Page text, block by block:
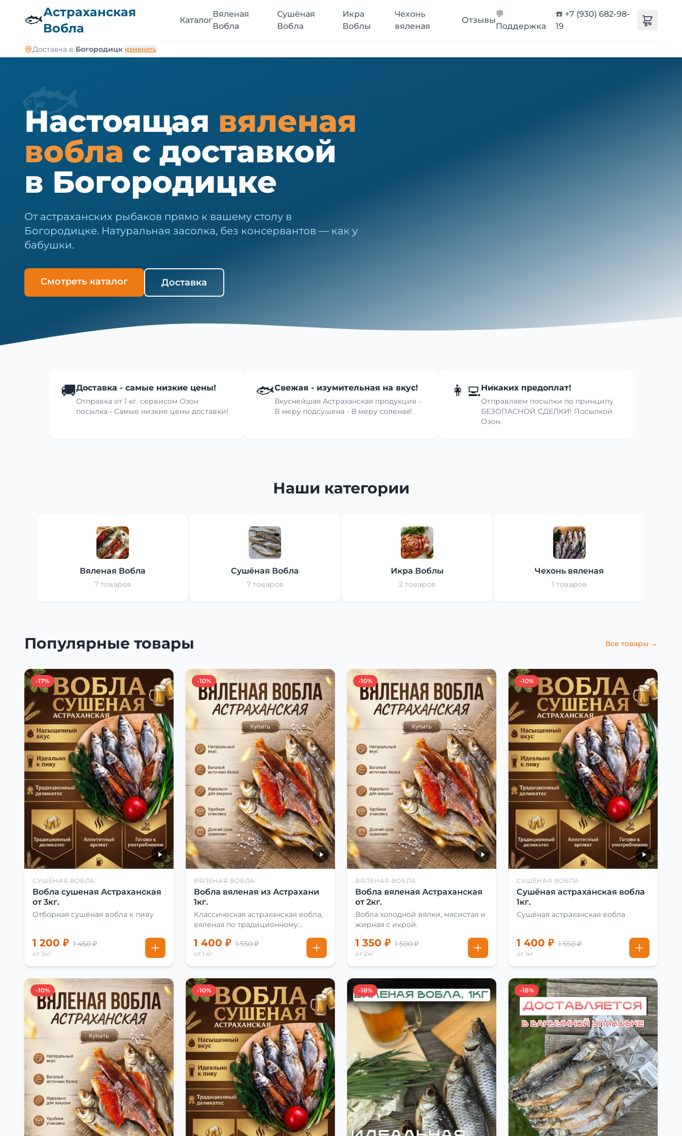
🐟Астраханская
Вобла
Каталог
Вяленая
Вобла
Сушёная
Вобла
Икра
Воблы
Чехонь
вяленая
Отзывы
💬
Поддержка
☎️ +7 (930) 682-98-
19
Доставка в Богородицк изменить
🐟
Настоящая вяленая
вобла с доставкой
в Богородицке
От астраханских рыбаков прямо к вашему столу в
Богородицке. Натуральная засолка, без консервантов — как у
бабушки.
Смотреть каталог Доставка
🚚Доставка - самые низкие цены!
Отправка от 1 кг. сервисом Озон
посылка - Самые низкие цены доставки!
🐟Свежая - изумительная на вкус!
Вкуснейшая Астраханская продукция -
В меру подсушена - В меру соленая!
👩‍💻Никаких предоплат!
Отправляем посылки по принципу
БЕЗОПАСНОЙ СДЕЛКИ! Посылкой
Озон.
Наши категории
Вяленая Вобла
7 товаров
Сушёная Вобла
7 товаров
Икра Воблы
2 товаров
Чехонь вяленая
1 товаров
Популярные товары Все товары →
-17%
СУШЁНАЯ ВОБЛА
Вобла сушеная Астраханская
от 3кг.
Отборная сушёная вобла к пиву
1 200 ₽ 1 450 ₽
от 3кг
-10%
ВЯЛЕНАЯ ВОБЛА
Вобла вяленая из Астрахани
1кг.
Классическая астраханская вобла,
вяленая по традиционному
1 400 ₽ 1 550 ₽
от 1 кг.
-10%
ВЯЛЕНАЯ ВОБЛА
Вобла вяленая Астраханская
от 2кг.
Вобла холодной вялки, мясистая и
жирная с икрой.
1 350 ₽ 1 500 ₽
от 2кг
-10%
СУШЁНАЯ ВОБЛА
Сушёная астраханская вобла
1кг.
Сушёная астраханская вобла
1 400 ₽ 1 550 ₽
от 1кг
-10% -10% -18% -18%